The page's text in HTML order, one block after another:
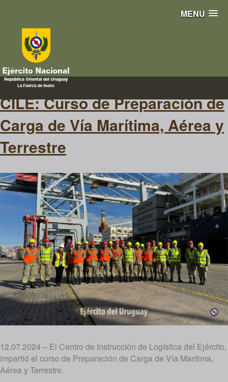
MENU
embalaje
CILE: Curso de Preparación de
Carga de Vía Marítima, Aérea y
Terrestre
12.07.2024 – El Centro de Instrucción de Logística del Ejército,
impartió el curso de Preparación de Carga de Vía Marítima,
Aérea y Terrestre.